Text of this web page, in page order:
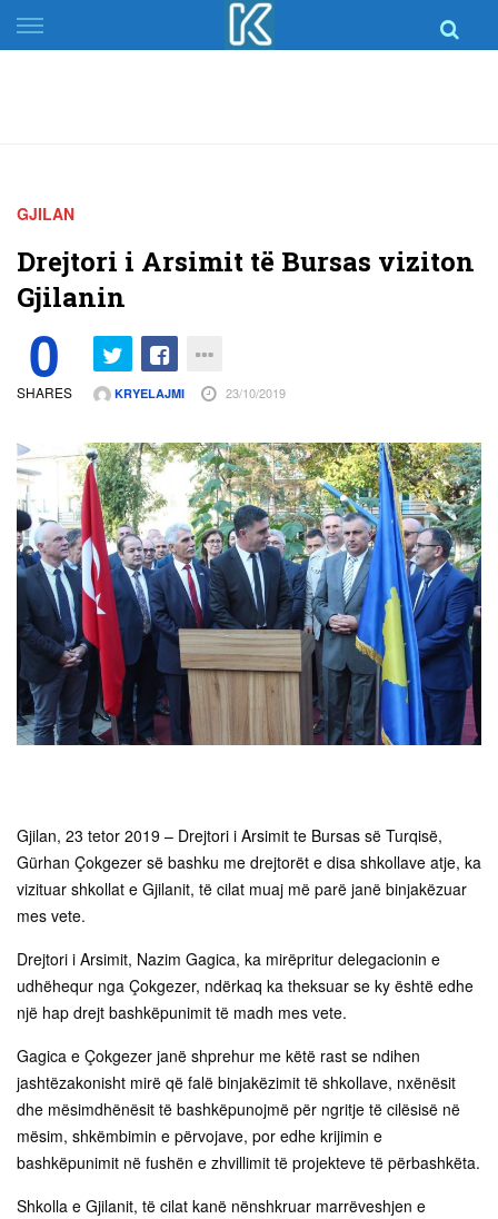
Skip
to
GJILAN
Drejtori i Arsimit të Bursas viziton
Gjilanin
0
SHARES KRYELAJMI 23/10/2019
Gjilan, 23 tetor 2019 – Drejtori i Arsimit te Bursas së Turqisë,
Gürhan Çokgezer së bashku me drejtorët e disa shkollave atje, ka
vizituar shkollat e Gjilanit, të cilat muaj më parë janë binjakëzuar
mes vete.
Drejtori i Arsimit, Nazim Gagica, ka mirëpritur delegacionin e
udhëhequr nga Çokgezer, ndërkaq ka theksuar se ky është edhe
një hap drejt bashkëpunimit të madh mes vete.
Gagica e Çokgezer janë shprehur me këtë rast se ndihen
jashtëzakonisht mirë që falë binjakëzimit të shkollave, nxënësit
dhe mësimdhënësit të bashkëpunojmë për ngritje të cilësisë në
mësim, shkëmbimin e përvojave, por edhe krijimin e
bashkëpunimit në fushën e zhvillimit të projekteve të përbashkëta.
Shkolla e Gjilanit, të cilat kanë nënshkruar marrëveshjen e